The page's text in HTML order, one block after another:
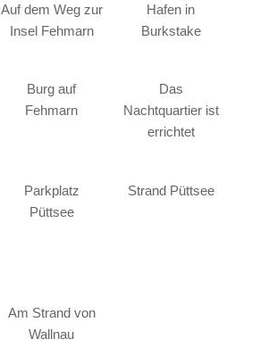
Auf dem Weg zur
Insel Fehmarn
Hafen in
Burkstake
Burg auf
Fehmarn
Das
Nachtquartier ist
errichtet
Parkplatz
Püttsee
Strand Püttsee
Am Strand von
Wallnau